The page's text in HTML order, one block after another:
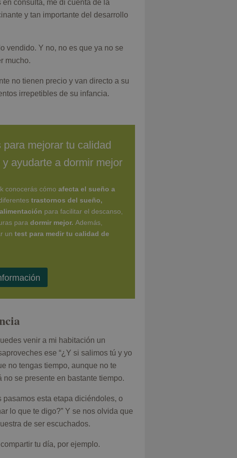
consulta, me di cuenta de la
y tan importante del desarrollo
vendido. Y no, no es que ya no se
mucho.
no tienen precio y van directo a su
irrepetibles de su infancia.
para mejorar tu calidad
y ayudarte a dormir mejor
conocerás cómo afecta el sueño a
trastornos del sueño,
para facilitar el descanso,
para dormir mejor. Además,
un test para medir tu calidad de
venir a mi habitación un
ese “¿Y si salimos tú y yo
no tengas tiempo, aunque no te
se presente en bastante tiempo.
esta etapa diciéndoles, o
lo que te digo?” Y se nos olvida que
de ser escuchados.
tu día, por ejemplo.